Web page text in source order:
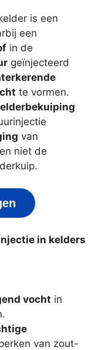
is een
een
in de
geïnjecteerd
te vormen.
van
niet de
in kelders
vocht in
van zout-